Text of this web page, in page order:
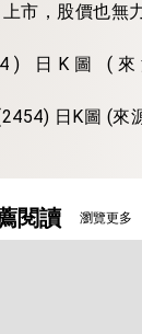
市，股價也無
日K圖 (來
閱讀 瀏覽更多